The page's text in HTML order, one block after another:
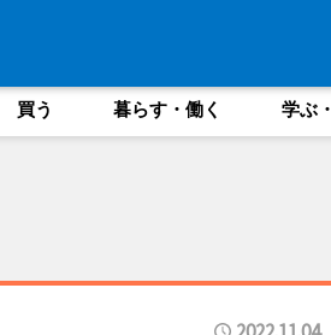
買う 暮らす・働く 学ぶ